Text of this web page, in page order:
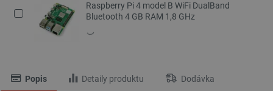
Raspberry Pi 4 model B WiFi DualBand
Bluetooth 4 GB RAM 1,8 GHz
Popis Detaily produktu Dodávka